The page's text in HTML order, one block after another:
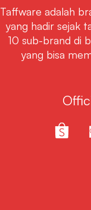
Taffware adalah
yang hadir sejak
10 sub-brand di
yang bisa